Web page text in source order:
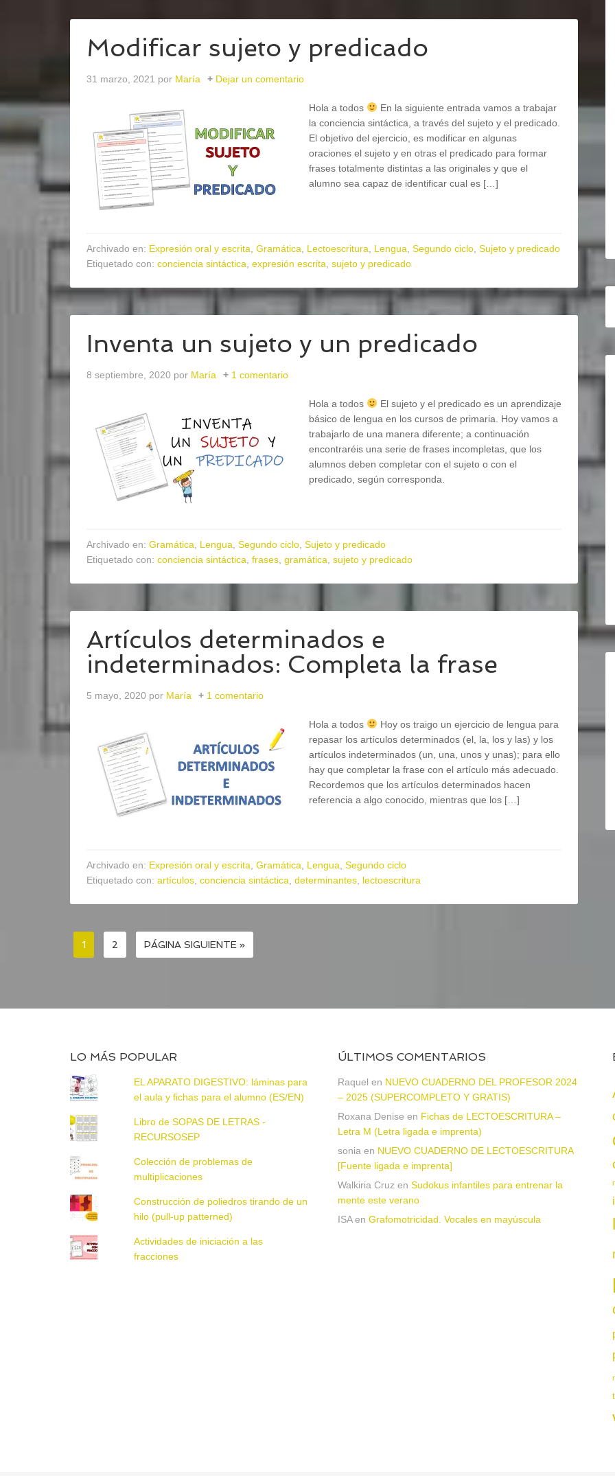
Modificar sujeto y predicado
31 marzo, 2021 por María Dejar un comentario
Hola a todos
En la siguiente entrada vamos a trabajar
la conciencia sintáctica, a través del sujeto y el predicado.
El objetivo del ejercicio, es modificar en algunas
oraciones el sujeto y en otras el predicado para formar
frases totalmente distintas a las originales y que el
alumno sea capaz de identificar cual es […]
Archivado en: Expresión oral y escrita Gramática Lectoescritura Lengua Segundo ciclo Sujeto y predicado
Etiquetado con: conciencia sintáctica expresión escrita sujeto y predicado
Inventa un sujeto y un predicado
8 septiembre, 2020 por María 1 comentario
Hola a todos
El sujeto y el predicado es un aprendizaje
básico de lengua en los cursos de primaria. Hoy vamos a
trabajarlo de una manera diferente; a continuación
encontraréis una serie de frases incompletas, que los
alumnos deben completar con el sujeto o con el
predicado, según corresponda.
Archivado en: Gramática Lengua Segundo ciclo Sujeto y predicado
Etiquetado con: conciencia sintáctica frases gramática sujeto y predicado
Artículos determinados e
indeterminados: Completa la frase
5 mayo, 2020 por María 1 comentario
Hola a todos
Hoy os traigo un ejercicio de lengua para
repasar los artículos determinados (el, la, los y las) y los
artículos indeterminados (un, una, unos y unas); para ello
hay que completar la frase con el artículo más adecuado.
Recordemos que los artículos determinados hacen
referencia a algo conocido, mientras que los […]
Archivado en: Expresión oral y escrita Gramática Lengua Segundo ciclo
Etiquetado con: artículos conciencia sintáctica determinantes lectoescritura
1 2 PÁGINA SIGUIENTE »
LO MÁS POPULAR
EL APARATO DIGESTIVO: láminas para
el aula y fichas para el alumno (ES/EN)
Libro de SOPAS DE LETRAS -
RECURSOSEP
Colección de problemas de
multiplicaciones
Construcción de poliedros tirando de un
hilo (pull-up patterned)
Actividades de iniciación a las
fracciones
ÚLTIMOS COMENTARIOS
Raquel en NUEVO CUADERNO DEL PROFESOR 2024
– 2025 (SUPERCOMPLETO Y GRATIS)
Roxana Denise en Fichas de LECTOESCRITURA –
Letra M (Letra ligada e imprenta)
sonia en NUEVO CUADERNO DE LECTOESCRITURA
[Fuente ligada e imprenta]
Walkiria Cruz en Sudokus infantiles para entrenar la
mente este verano
ISAen Grafomotricidad. Vocales en mayúscula